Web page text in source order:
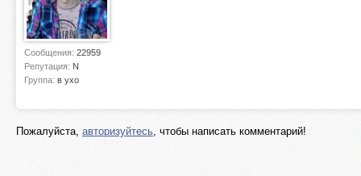
Сообщения: 22959
Репутация: N
Группа: в ухо
Пожалуйста, авторизуйтесь, чтобы написать комментарий!